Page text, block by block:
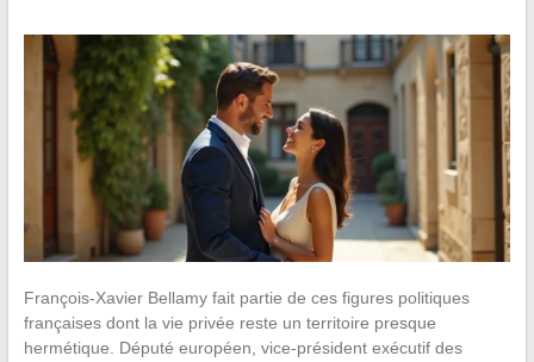
François-Xavier Bellamy fait partie de ces figures politiques
françaises dont la vie privée reste un territoire presque
hermétique. Député européen, vice-président exécutif des